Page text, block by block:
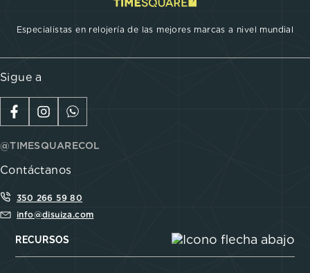
Especialistas en relojería de las mejores marcas a nivel mundial
Sigue a
@TIMESQUARECOL
Contáctanos
350 266 59 80
info@disuiza.com
RECURSOS